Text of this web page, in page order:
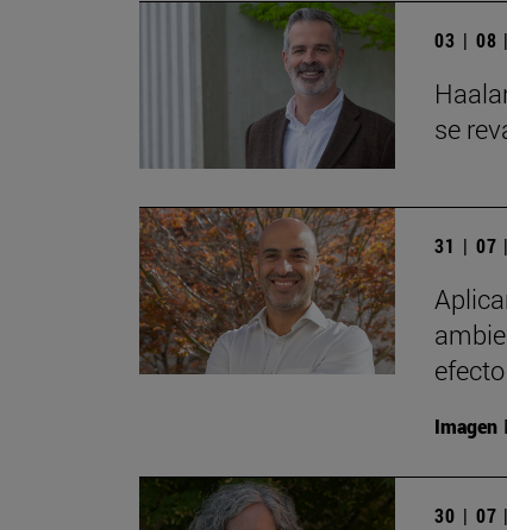
03 | 08
se
31 | 07
Imagen
30 | 07